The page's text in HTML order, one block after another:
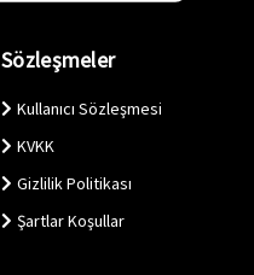
Sözleşmeler
Kullanıcı Sözleşmesi
KVKK
Gizlilik Politikası
Şartlar Koşullar